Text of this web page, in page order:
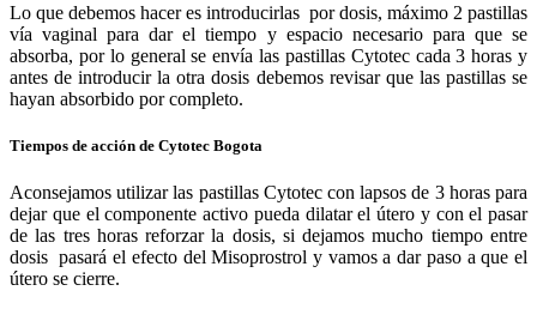
Lo que debemos hacer es introducirlas por dosis, máximo 2 pastillas
vía vaginal para dar el tiempo y espacio necesario para que se
absorba, por lo general se envía las pastillas Cytotec cada 3 horas y
antes de introducir la otra dosis debemos revisar que las pastillas se
hayan absorbido por completo.
Tiempos de acción de Cytotec Bogota
Aconsejamos utilizar las pastillas Cytotec con lapsos de 3 horas para
dejar que el componente activo pueda dilatar el útero y con el pasar
de las tres horas reforzar la dosis, si dejamos mucho tiempo entre
dosis pasará el efecto del Misoprostrol y vamos a dar paso a que el
útero se cierre.